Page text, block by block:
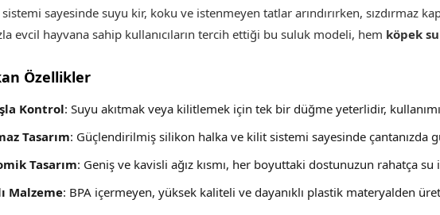
sayesinde suyu kir, koku ve istenmeyen tatlar arındırırken, sızdırmaz
evcil hayvana sahip kullanıcıların tercih ettiği bu suluk modeli, hem köpek
Özellikler
Kontrol: Suyu akıtmak veya kilitlemek için tek bir düğme yeterlidir,
Tasarım: Güçlendirilmiş silikon halka ve kilit sistemi sayesinde çantanızda
Tasarım: Geniş ve kavisli ağız kısmı, her boyuttaki dostunuzun rahatça su
Malzeme: BPA içermeyen, yüksek kaliteli ve dayanıklı plastik materyalden